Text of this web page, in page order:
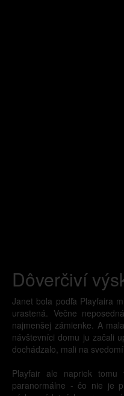
Dôverčiví
Janet bola podľa Playfaira
urastená. Večne
najmenšej zámienke. A
návštevníci domu ju začali
dochádzalo, mali na
Playfair ale napriek
paranormálne - čo nie je